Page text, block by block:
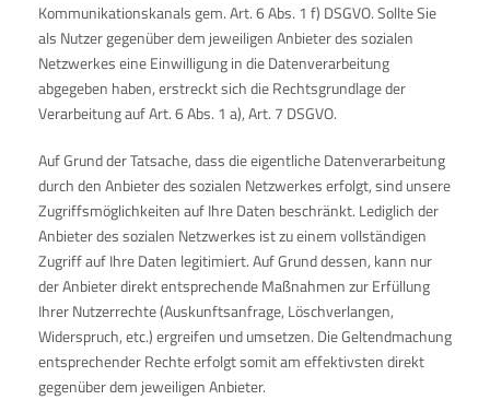
Kommunikationskanals gem. Art. 6 Abs. 1 f) DSGVO. Sollte Sie
als Nutzer gegenüber dem jeweiligen Anbieter des sozialen
Netzwerkes eine Einwilligung in die Datenverarbeitung
abgegeben haben, erstreckt sich die Rechtsgrundlage der
Verarbeitung auf Art. 6 Abs. 1 a), Art. 7 DSGVO.
Auf Grund der Tatsache, dass die eigentliche Datenverarbeitung
durch den Anbieter des sozialen Netzwerkes erfolgt, sind unsere
Zugriffsmöglichkeiten auf Ihre Daten beschränkt. Lediglich der
Anbieter des sozialen Netzwerkes ist zu einem vollständigen
Zugriff auf Ihre Daten legitimiert. Auf Grund dessen, kann nur
der Anbieter direkt entsprechende Maßnahmen zur Erfüllung
Ihrer Nutzerrechte (Auskunftsanfrage, Löschverlangen,
Widerspruch, etc.) ergreifen und umsetzen. Die Geltendmachung
entsprechender Rechte erfolgt somit am effektivsten direkt
gegenüber dem jeweiligen Anbieter.